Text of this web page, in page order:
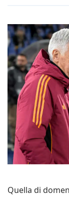
Quella di